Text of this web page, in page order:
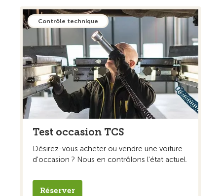
Contrôle technique
Test occasion TCS
Désirez-vous acheter ou vendre une voiture
d'occasion ? Nous en contrôlons l'état actuel.
Réserver